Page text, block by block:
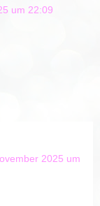
um 22:09
2025 um